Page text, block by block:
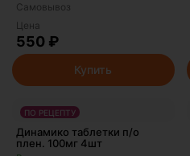
Самовывоз
Цена
550 ₽
Купить
ПО РЕЦЕПТУ
Динамико таблетки п/о
плен. 100мг 4шт